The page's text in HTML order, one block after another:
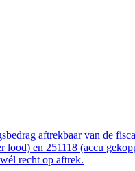
aftrekbaar van de
lood) en 251118 (accu
recht op aftrek.